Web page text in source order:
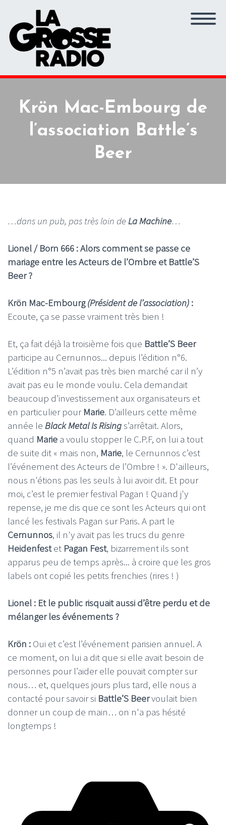
Krön Mac-Embourg de
l’association Battle’s
Beer
…dans un pub, pas très loin deLa Machine…
Lionel / Born 666 : Alors comment se passe ce
mariage entre les Acteurs de l’Ombre et Battle’S
Beer ?
Krön Mac-Embourg(Président de l’association) :
Ecoute, ça se passe vraiment très bien !
Et, ça fait déjà la troisième fois que Battle’S Beer
participe au Cernunnos... depuis l’édition n°6.
L’édition n°5 n’avait pas très bien marché car il n’y
avait pas eu le monde voulu. Cela demandait
beaucoup d’investissement aux organisateurs et
en particulier pour Marie. D’ailleurs cette même
année le Black Metal Is Risings’arrêtait. Alors,
quand Marie a voulu stopper le C.P.F, on lui a tout
de suite dit « mais non, Marie, le Cernunnos c’est
l’événement des Acteurs de l’Ombre ! ». D'ailleurs,
nous n'étions pas les seuls à lui avoir dit. Et pour
moi, c’est le premier festival Pagan ! Quand j'y
repense, je me dis que ce sont les Acteurs qui ont
lancé les festivals Pagan sur Paris. A part le
Cernunnos, il n'y avait pas les trucs du genre
Heidenfestet Pagan Fest, bizarrement ils sont
apparus peu de temps après... à croire que les gros
labels ont copié les petits frenchies (rires ! )
Lionel : Et le public risquait aussi d’être perdu et de
mélanger les événements ?
Krön : Oui et c’est l’événement parisien annuel. A
ce moment, on lui a dit que si elle avait besoin de
personnes pour l’aider elle pouvait compter sur
nous… et, quelques jours plus tard, elle nous a
contacté pour savoir si Battle’S Beervoulait bien
donner un coup de main… on n'a pas hésité
longtemps !